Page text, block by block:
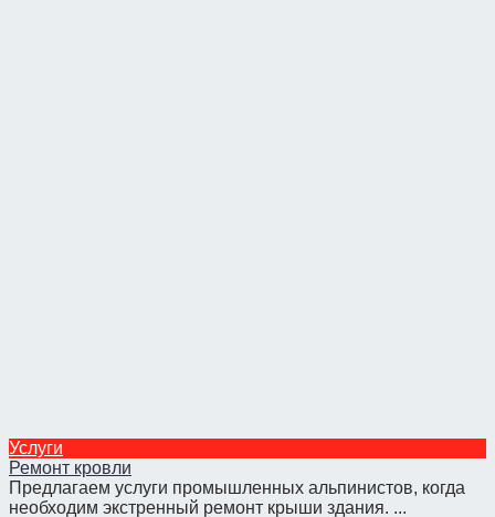
Услуги
Ремонт кровли
Предлагаем услуги промышленных альпинистов, когда
необходим экстренный ремонт крыши здания. ...